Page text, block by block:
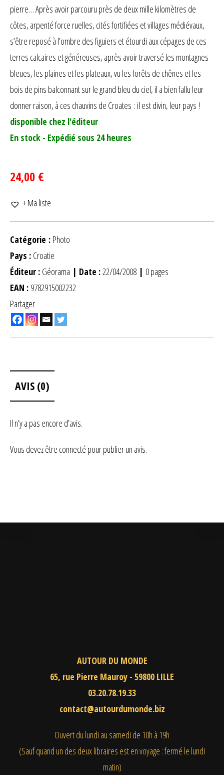
pierre… Après avoir parcouru près de deux mille kilomètres de
côtes, arpenté force ruelles, cités fortifiées et villages médiévaux,
s’être reposé à l’ombre des figuiers et étourdi aux cépages de ces
terres calcaires et généreuses, après avoir traversé les montagnes
bleues, les plaines et les plateaux, vu les forêts de chênes et les
bois de pins balconnant sur le grand bleu du ciel, il a bien fallu leur
donner raison, à ces chauvins de Croates : il est divin, leur pays !
disponible chez l'éditeur
En stock - Expédié sous 24 heures
24,00 €
+ Ma liste
Catégorie : Photo
Pays : Croatie
Éditeur : Géorama | Date :22/04/2008 | 0 pages
EAN : 9782915002232
Partager
AVIS (0)
Il n’y a pas encore d’avis.
Vous devez être connecté pour publier un avis.
AUTOUR DU MONDE
65, rue Pierre Mauroy - 59800 LILLE
03.20.78.19.33
contact@autourdumonde.biz
Ouvert du lundi au samedi de 10h à 19h
(Sauf quand un des deux libraires est en voyage : fermé le lundi
matin)